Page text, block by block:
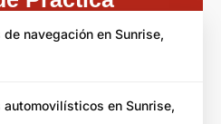
navegación en Sunrise,
en Sunrise,